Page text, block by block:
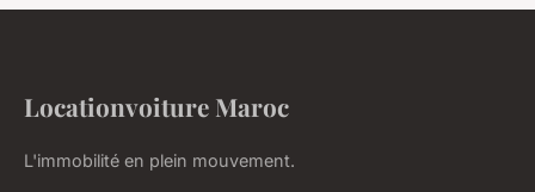
Locationvoiture Maroc
L'immobilité en plein mouvement.